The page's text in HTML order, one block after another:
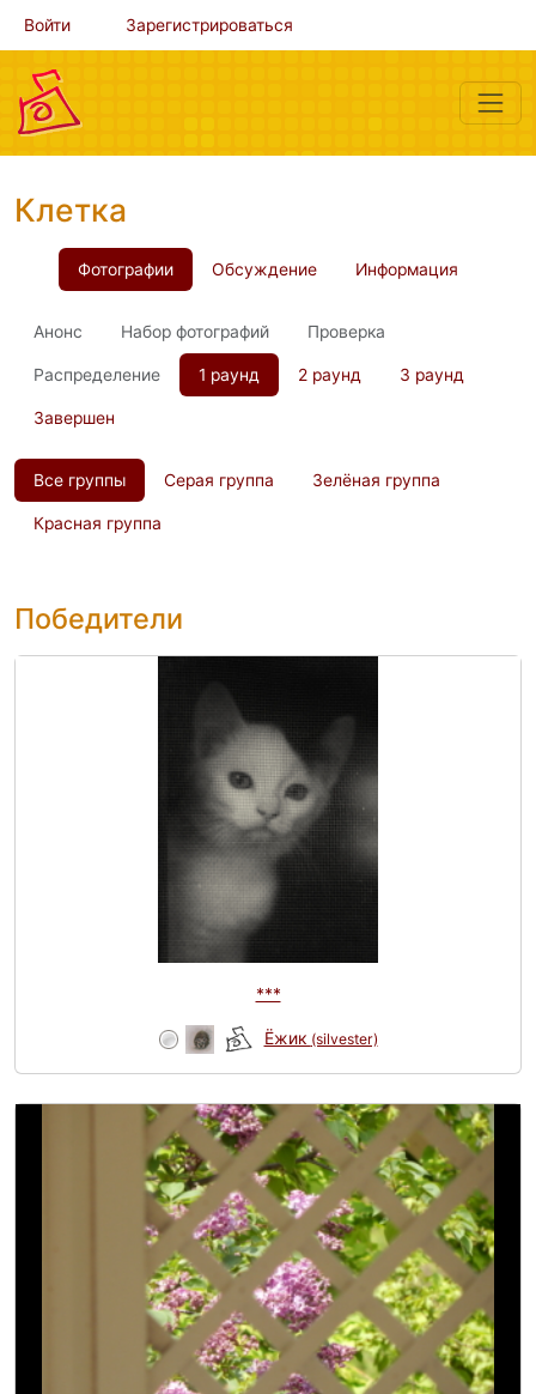
Войти Зарегистрироваться
Клетка
Фотографии Обсуждение Информация
Анонс Набор фотографий Проверка
Распределение 1 раунд 2 раунд 3 раунд
Завершен
Все группы Серая группа Зелёная группа
Красная группа
Победители
***
Ёжик (silvester)